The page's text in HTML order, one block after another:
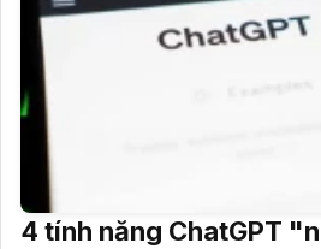
4 tính năng ChatGPT